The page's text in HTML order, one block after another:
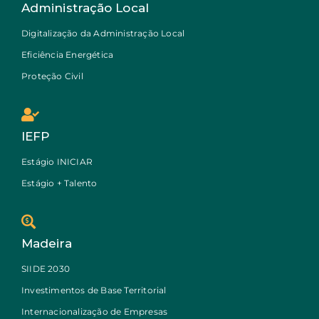
Administração Local
Digitalização da Administração Local
Eficiência Energética
Proteção Civil
IEFP
Estágio INICIAR
Estágio + Talento
Madeira
SIIDE 2030
Investimentos de Base Territorial
Internacionalização de Empresas